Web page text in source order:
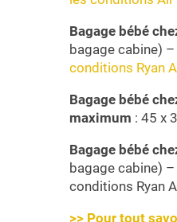
Bagage bébé
bagage cabine) –
conditions Ryan
Bagage bébé
maximum : 45 x
Bagage bébé
bagage cabine) –
conditions Ryan
>> Pour tout